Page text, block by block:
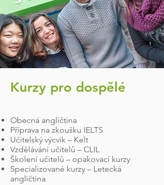
Kurzy pro dospělé​
Obecná angličtina
Příprava na zkoušku IELTS
Učitelský výcvik – Kelt
Vzdělávání učitelů – CLIL
Školení učitelů – opakovací kurzy
Specializované kurzy – Letecká
angličtina